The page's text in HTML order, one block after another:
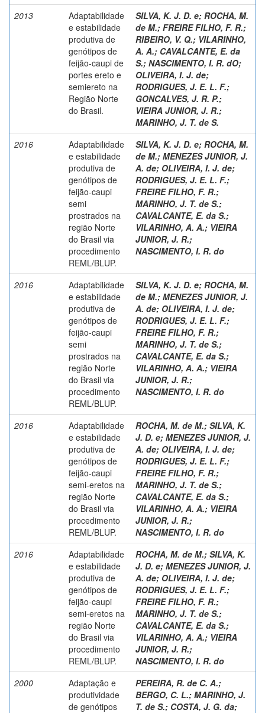
2013
Adaptabilidade
e estabilidade
produtiva de
genótipos de
feijão-caupi de
portes ereto e
semiereto na
Região Norte
do Brasil.
SILVA, K. J. D. e; ROCHA, M.
de M.; FREIRE FILHO, F. R.;
RIBEIRO, V. Q.; VILARINHO,
A. A.; CAVALCANTE, E. da
S.; NASCIMENTO, I. R. dO;
OLIVEIRA, I. J. de;
RODRIGUES, J. E. L. F.;
GONCALVES, J. R. P.;
VIEIRA JUNIOR, J. R.;
MARINHO, J. T. de S.
2016
Adaptabilidade
e estabilidade
produtiva de
genótipos de
feijão-caupi
semi
prostrados na
região Norte
do Brasil via
procedimento
REML/BLUP.
SILVA, K. J. D. e; ROCHA, M.
de M.; MENEZES JUNIOR, J.
A. de; OLIVEIRA, I. J. de;
RODRIGUES, J. E. L. F.;
FREIRE FILHO, F. R.;
MARINHO, J. T. de S.;
CAVALCANTE, E. da S.;
VILARINHO, A. A.; VIEIRA
JUNIOR, J. R.;
NASCIMENTO, I. R. do
2016
Adaptabilidade
e estabilidade
produtiva de
genótipos de
feijão-caupi
semi
prostrados na
região Norte
do Brasil via
procedimento
REML/BLUP.
SILVA, K. J. D. e; ROCHA, M.
de M.; MENEZES JUNIOR, J.
A. de; OLIVEIRA, I. J. de;
RODRIGUES, J. E. L. F.;
FREIRE FILHO, F. R.;
MARINHO, J. T. de S.;
CAVALCANTE, E. da S.;
VILARINHO, A. A.; VIEIRA
JUNIOR, J. R.;
NASCIMENTO, I. R. do
2016
Adaptabilidade
e estabilidade
produtiva de
genótipos de
feijão-caupi
semi-eretos na
região Norte
do Brasil via
procedimento
REML/BLUP.
ROCHA, M. de M.; SILVA, K.
J. D. e; MENEZES JUNIOR, J.
A. de; OLIVEIRA, I. J. de;
RODRIGUES, J. E. L. F.;
FREIRE FILHO, F. R.;
MARINHO, J. T. de S.;
CAVALCANTE, E. da S.;
VILARINHO, A. A.; VIEIRA
JUNIOR, J. R.;
NASCIMENTO, I. R. do
2016
Adaptabilidade
e estabilidade
produtiva de
genótipos de
feijão-caupi
semi-eretos na
região Norte
do Brasil via
procedimento
REML/BLUP.
ROCHA, M. de M.; SILVA, K.
J. D. e; MENEZES JUNIOR, J.
A. de; OLIVEIRA, I. J. de;
RODRIGUES, J. E. L. F.;
FREIRE FILHO, F. R.;
MARINHO, J. T. de S.;
CAVALCANTE, E. da S.;
VILARINHO, A. A.; VIEIRA
JUNIOR, J. R.;
NASCIMENTO, I. R. do
2000
Adaptação e
produtividade
de genótipos
PEREIRA, R. de C. A.;
BERGO, C. L.; MARINHO, J.
T. de S.; COSTA, J. G. da;